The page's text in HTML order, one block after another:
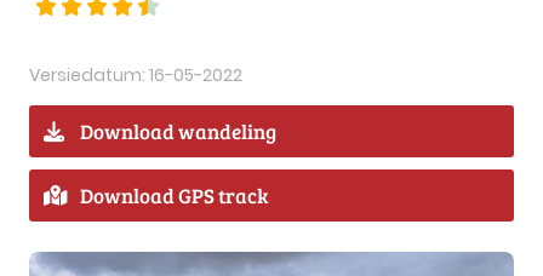
Versiedatum: 16-05-2022
Download wandeling
Download GPS track